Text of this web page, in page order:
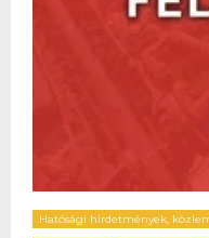
Hatósági hirdetmények,